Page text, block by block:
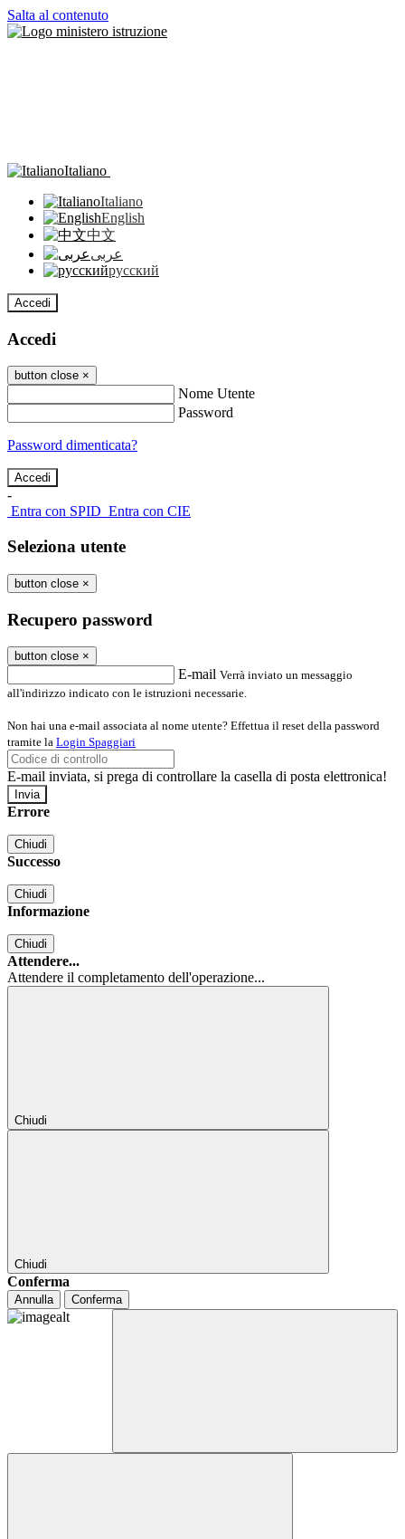
Salta al contenuto
Italiano
Italiano
English
中文
عربى
русский
Accedi
Accedi
button close ×
Nome Utente
Password
Password dimenticata?
-
Entra con SPID Entra con CIE
Seleziona utente
button close ×
Recupero password
button close ×
E-mail Verrà inviato un messaggio
all'indirizzo indicato con le istruzioni necessarie.
Non hai una e-mail associata al nome utente? Effettua il reset della password
tramite la Login Spaggiari
E-mail inviata, si prega di controllare la casella di posta elettronica!
Errore
Chiudi
Successo
Chiudi
Informazione
Chiudi
Attendere...
Attendere il completamento dell'operazione...
Chiudi
Chiudi
Conferma
Annulla Conferma